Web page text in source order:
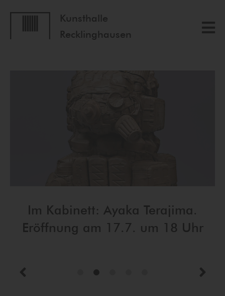
Kunsthalle
Recklinghausen
Im Kabinett: Ayaka Terajima.
Eröffnung am 17.7. um 18 Uhr